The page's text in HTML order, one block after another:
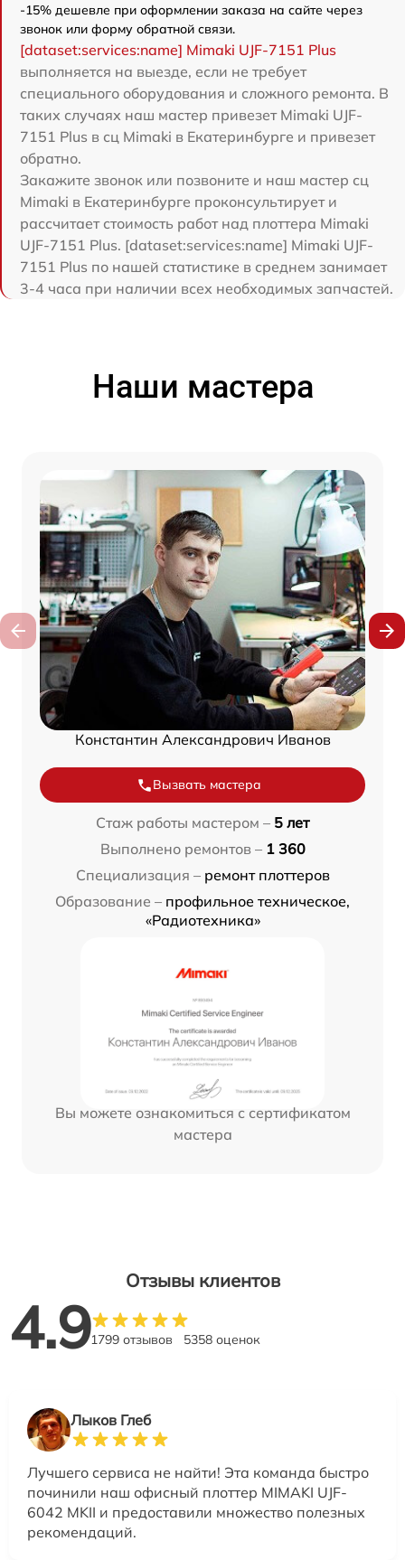
-15% дешевле при оформлении заказа на сайте через
звонок или форму обратной связи.
[dataset:services:name] Mimaki UJF-7151 Plus
выполняется на выезде, если не требует
специального оборудования и сложного ремонта. В
таких случаях наш мастер привезет Mimaki UJF-
7151 Plus в сц Mimaki в Екатеринбурге и привезет
обратно.
Закажите звонок или позвоните и наш мастер сц
Mimaki в Екатеринбурге проконсультирует и
рассчитает стоимость работ над плоттера Mimaki
UJF-7151 Plus. [dataset:services:name] Mimaki UJF-
7151 Plus по нашей статистике в среднем занимает
3-4 часа при наличии всех необходимых запчастей.
Наши мастера
Константин Александрович Иванов
Вызвать мастера
Стаж работы мастером – 5 лет
Выполнено ремонтов – 1 360
Специализация – ремонт плоттеров
Образование – профильное техническое,
«Радиотехника»
Вы можете ознакомиться с сертификатом
мастера
Отзывы клиентов
4.91799 отзывов 5358 оценок
Лыков Глеб
Лучшего сервиса не найти! Эта команда быстро
починили наш офисный плоттер MIMAKI UJF-
6042 MKII и предоставили множество полезных
рекомендаций.